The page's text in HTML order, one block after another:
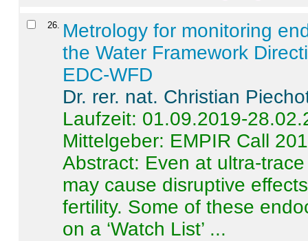
26. Metrology for monitoring
the Water Framework
EDC-WFD
Dr. rer. nat. Christian
Laufzeit: 01.09.2019-
Mittelgeber: EMPIR Call
Abstract: Even at ultra-
may cause disruptive
fertility. Some of these
on a ‘Watch List’ ...